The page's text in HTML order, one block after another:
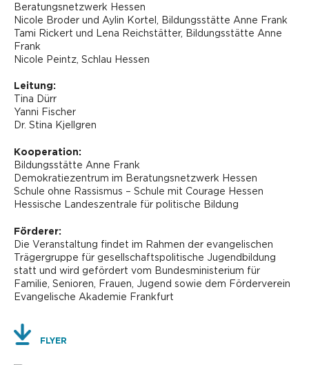
Beratungsnetzwerk Hessen
Nicole Broder und Aylin Kortel, Bildungsstätte Anne Frank
Tami Rickert und Lena Reichstätter, Bildungsstätte Anne
Frank
Nicole Peintz, Schlau Hessen
Leitung:
Tina Dürr
Yanni Fischer
Dr. Stina Kjellgren
Kooperation:
Bildungsstätte Anne Frank
Demokratiezentrum im Beratungsnetzwerk Hessen
Schule ohne Rassismus – Schule mit Courage Hessen
Hessische Landeszentrale für politische Bildung
Förderer:
Die Veranstaltung findet im Rahmen der evangelischen
Trägergruppe für gesellschaftspolitische Jugendbildung
statt und wird gefördert vom Bundesministerium für
Familie, Senioren, Frauen, Jugend sowie dem Förderverein
Evangelische Akademie Frankfurt
FLYER